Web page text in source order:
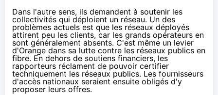
Dans l'autre sens, ils demandent à soutenir les
collectivités qui déploient un réseau. Un des
problèmes actuels est que les réseaux déployés
attirent peu les clients, car les grands opérateurs en
sont généralement absents. C'est même un levier
d'Orange dans sa lutte contre les réseaux publics en
fibre. En dehors de soutiens financiers, les
rapporteurs réclament de pouvoir certifier
techniquement les réseaux publics. Les fournisseurs
d'accès nationaux seraient ensuite obligés d'y
proposer leurs offres.